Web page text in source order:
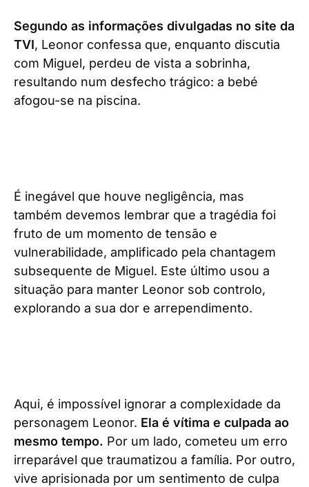
Segundo as informações divulgadas no site da
TVI, Leonor confessa que, enquanto discutia
com Miguel, perdeu de vista a sobrinha,
resultando num desfecho trágico: a bebé
afogou-se na piscina.
É inegável que houve negligência, mas
também devemos lembrar que a tragédia foi
fruto de um momento de tensão e
vulnerabilidade, amplificado pela chantagem
subsequente de Miguel. Este último usou a
situação para manter Leonor sob controlo,
explorando a sua dor e arrependimento.
Aqui, é impossível ignorar a complexidade da
personagem Leonor. Ela é vítima e culpada ao
mesmo tempo. Por um lado, cometeu um erro
irreparável que traumatizou a família. Por outro,
vive aprisionada por um sentimento de culpa